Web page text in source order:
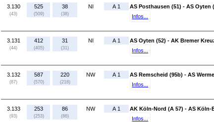
3.130
(43)
525
(509)
38
(38)
NI A 1
AS Posthausen (51) - AS Oyten
Infos...
3.131
(44)
412
(405)
31
(31)
NI A 1
AS Oyten (52) - AK Bremer
Infos...
3.132
(87)
587
(570)
220
(218)
NW A 1
AS Remscheid (95b) - AS
Infos...
3.133
(93)
253
(253)
86
(86)
NW A 1
AK Köln-Nord (A 57) - AS Köln-
Infos...